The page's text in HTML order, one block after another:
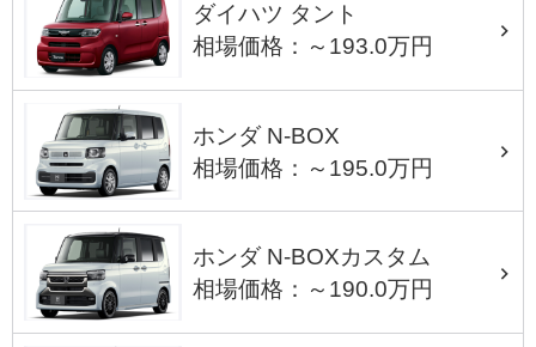
ダイハツ タント
相場価格：～193.0万円
ホンダ N-BOX
相場価格：～195.0万円
ホンダ N-BOXカスタム
相場価格：～190.0万円